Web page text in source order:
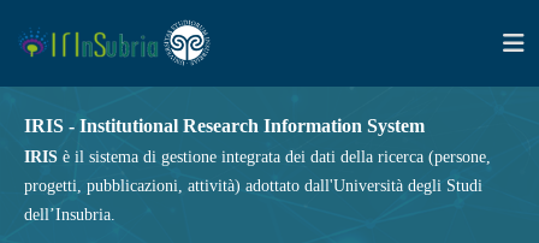
IRIS - Institutional Research Information System
IRIS è il sistema di gestione integrata dei dati della ricerca (persone,
progetti, pubblicazioni, attività) adottato dall'Università degli Studi
dell’Insubria.